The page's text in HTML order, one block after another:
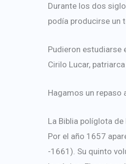
Durante los dos
podía producirse un
Pudieron estudiarse
Cirilo Lucar,
Hagamos un repaso
La Biblia políglota de
Por el año 1657
-1661). Su quinto